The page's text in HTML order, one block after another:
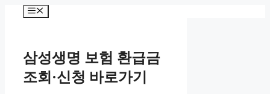
메
삼성생명 보험 환급금
조회·신청 바로가기